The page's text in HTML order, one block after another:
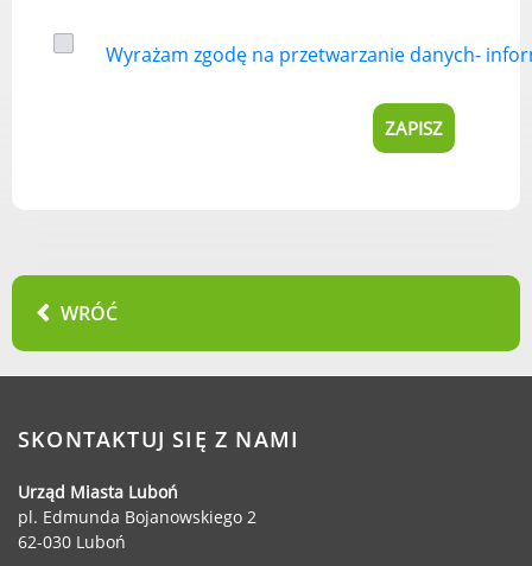
GKRPA/Centrum Wsparcia i Pomocy
Rodzinie
O mieście
Luboński Szlak Architektury
Przemysłowej
Wyrażam zgodę na przetwarzanie danych-
WRÓĆ
SKONTAKTUJ SIĘ Z NAMI
Urząd Miasta Luboń
pl. Edmunda Bojanowskiego 2
62-030 Luboń